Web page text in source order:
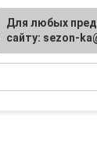
Для любых
сайту: sezon-